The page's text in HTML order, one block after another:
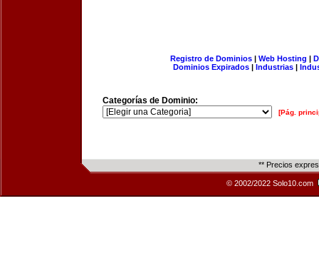
Registro de Dominios| Web Hosting |
Dominios Expirados | Industrias |
Categorías de Dominio:
[Pág.
** Precios
© 2002/2022 Solo10.com